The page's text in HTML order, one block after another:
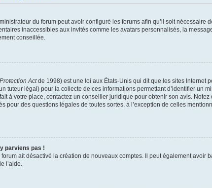
du forum peut avoir configuré les forums afin qu’il soit
inaccessibles aux invités comme les avatars personnalisés, la
conseillée.
Actde 1998) est une loi aux États-Unis qui dit que les sites Internet
tuteur légal) pour la collecte de ces informations permettant d’identifier un
à votre place, contactez un conseiller juridique pour obtenir son avis.
pour des questions légales de toutes sortes, à l’exception de celles
parviens pas !
forum ait désactivé la création de nouveaux comptes. Il peut également
l’aide.